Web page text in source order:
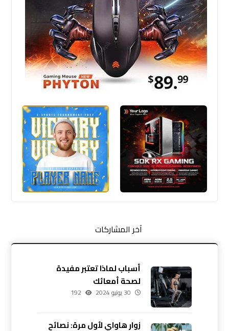
آخر المشاركات
أسباب لماذا تعتبر مفيدة
لصحة أمعائك
30 يونيو 2024 192
زوار هاواي لأول مرة: نصائح